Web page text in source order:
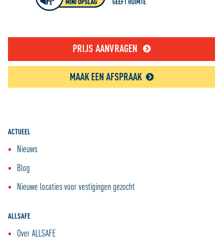
PRIJS AANVRAGEN
MAAK EEN AFSPRAAK
ACTUEEL
Nieuws
Blog
Nieuwe locaties voor vestigingen gezocht
ALLSAFE
Over ALLSAFE